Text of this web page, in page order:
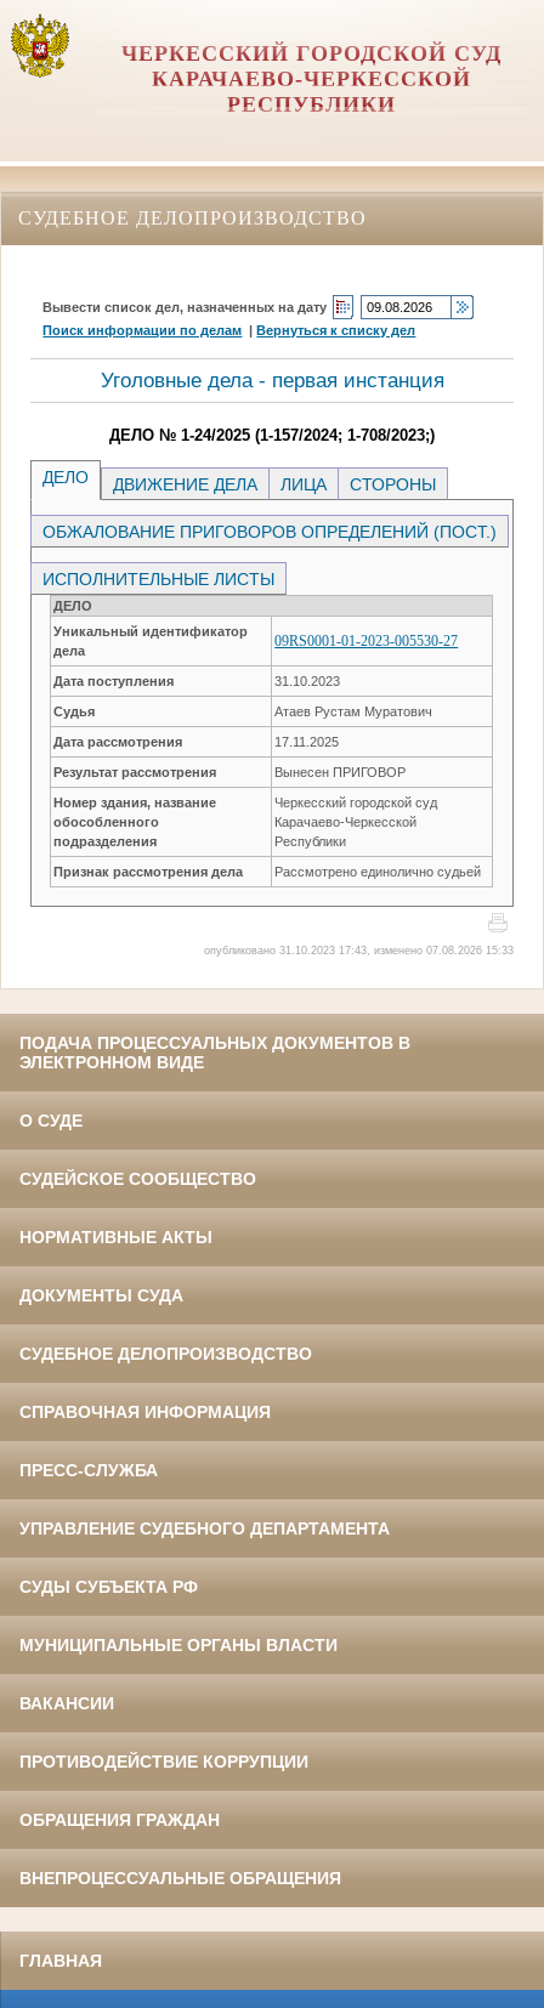
ЧЕРКЕССКИЙ ГОРОДСКОЙ СУД
КАРАЧАЕВО-ЧЕРКЕССКОЙ
РЕСПУБЛИКИ
СУДЕБНОЕ ДЕЛОПРОИЗВОДСТВО
Вывести список дел, назначенных на дату
Поиск информации по делам |Вернуться к списку дел
Уголовные дела - первая инстанция
ДЕЛО № 1-24/2025 (1-157/2024; 1-708/2023;)
ДЕЛО ДВИЖЕНИЕ ДЕЛА ЛИЦА СТОРОНЫ
ОБЖАЛОВАНИЕ ПРИГОВОРОВ ОПРЕДЕЛЕНИЙ (ПОСТ.)
ИСПОЛНИТЕЛЬНЫЕ ЛИСТЫ
ДЕЛО
Уникальный идентификатор
дела
09RS0001-01-2023-005530-27
Дата поступления 31.10.2023
Судья Атаев Рустам Муратович
Дата рассмотрения 17.11.2025
Результат рассмотрения Вынесен ПРИГОВОР
Номер здания, название
обособленного
подразделения
Черкесский городской суд
Карачаево-Черкесской
Республики
Признак рассмотрения дела Рассмотрено единолично судьей
опубликовано 31.10.2023 17:43, изменено 07.08.2026 15:33
ПОДАЧА ПРОЦЕССУАЛЬНЫХ ДОКУМЕНТОВ В
ЭЛЕКТРОННОМ ВИДЕ
О СУДЕ
СУДЕЙСКОЕ СООБЩЕСТВО
НОРМАТИВНЫЕ АКТЫ
ДОКУМЕНТЫ СУДА
СУДЕБНОЕ ДЕЛОПРОИЗВОДСТВО
СПРАВОЧНАЯ ИНФОРМАЦИЯ
ПРЕСС-СЛУЖБА
УПРАВЛЕНИЕ СУДЕБНОГО ДЕПАРТАМЕНТА
СУДЫ СУБЪЕКТА РФ
МУНИЦИПАЛЬНЫЕ ОРГАНЫ ВЛАСТИ
ВАКАНСИИ
ПРОТИВОДЕЙСТВИЕ КОРРУПЦИИ
ОБРАЩЕНИЯ ГРАЖДАН
ВНЕПРОЦЕССУАЛЬНЫЕ ОБРАЩЕНИЯ
ГЛАВНАЯ